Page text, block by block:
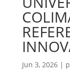
Jun 3, 2026|